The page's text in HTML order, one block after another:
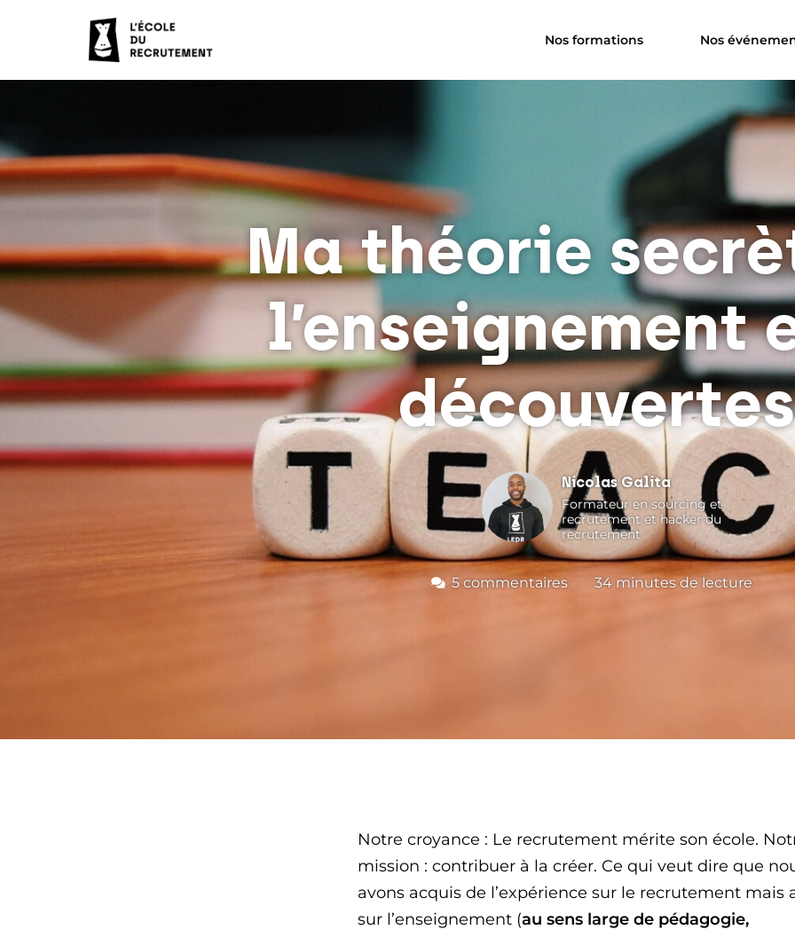
Nos formations Nos
Ma théorie
l’enseignement
découvertes
Nicolas Galita
Formateur en sourcing et
recrutement et hacker du
recrutement
5 commentaires 34 minutes de lecture
Notre croyance : Le recrutement mérite son école.
mission : contribuer à la créer. Ce qui veut dire que
avons acquis de l’expérience sur le recrutement mais
sur l’enseignement (au sens large de pédagogie,